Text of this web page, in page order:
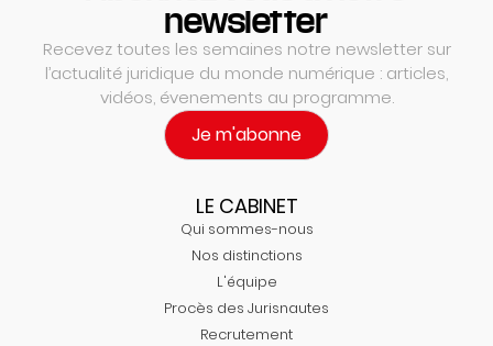
newsletter
Recevez toutes les semaines notre newsletter sur
l’actualité juridique du monde numérique : articles,
vidéos, évenements au programme.
Je m'abonne
LE CABINET
Qui sommes-nous
Nos distinctions
L'équipe
Procès des Jurisnautes
Recrutement